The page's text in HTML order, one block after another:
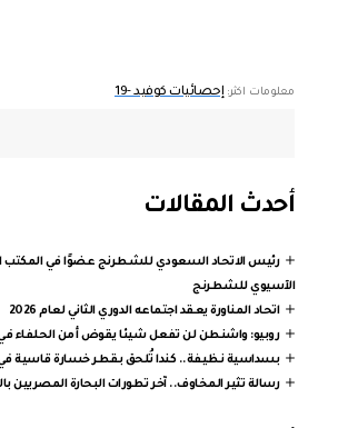
معلومات اكثر: إحصائيات كوفيد -19
أحدث المقالات
رئيس الاتحاد السعودي للشطرنج عضوًا في المكتب
الآسيوي للشطرنج
اتحاد المناورة يعقد اجتماعه الدوري الثاني لعام 2026
روبيو: واشنطن لن تفعل شيئا يقوض أمن الحلفاء
بسداسية نظيفة.. كندا تُلحق بقطر خسارة قاسية في
رسالة تثير المخاوف.. آخر تطورات البحارة المصريين